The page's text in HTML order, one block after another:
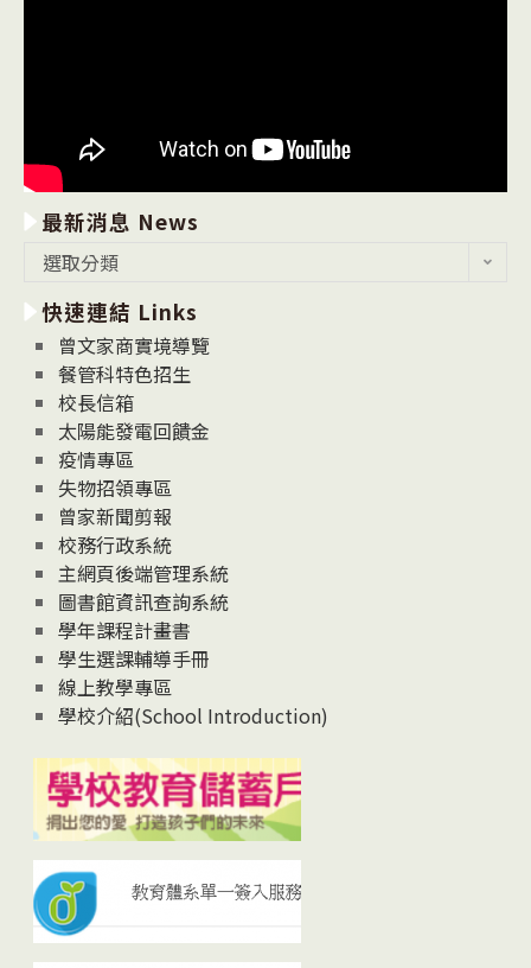
最新消息 News
消
息
News
選取分類
快速連結 Links
曾文家商實境導覽
餐管科特色招生
校長信箱
太陽能發電回饋金
疫情專區
失物招領專區
曾家新聞剪報
校務行政系統
主網頁後端管理系統
圖書館資訊查詢系統
學年課程計畫書
學生選課輔導手冊
線上教學專區
學校介紹(School Introduction)